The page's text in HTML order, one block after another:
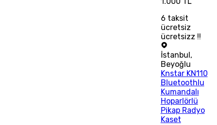
6 taksit
ücretsiz
ücretsizz !!
İstanbul ,
Beyoğlu
Knstar KN110
Bluetoothlu
Kumandalı
Hoparlörlü
Pikap Radyo
Kaset